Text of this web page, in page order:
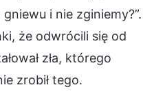
i nie zginiemy?”.
że odwrócili się od
zła, którego
zrobił tego.